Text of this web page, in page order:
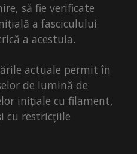
să fie verificate
a fasciculului
a acestuia.
actuale permit în
de lumină de
inițiale cu filament,
cu restricțiile